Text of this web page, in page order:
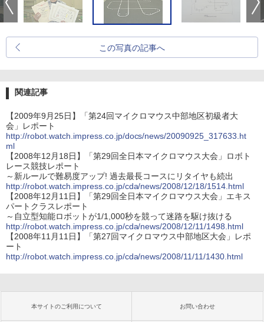
この写真の記事へ
関連記事
【2009年9月25日】「第24回マイクロマウス中部地区初級者大
会」レポート
http://robot.watch.impress.co.jp/docs/news/20090925_317633.ht
ml
【2008年12月18日】「第29回全日本マイクロマウス大会」ロボト
レース競技レポート
～新ルールで難易度アップ! 過去最長コースにリタイヤも続出
http://robot.watch.impress.co.jp/cda/news/2008/12/18/1514.html
【2008年12月11日】「第29回全日本マイクロマウス大会」エキス
パートクラスレポート
～自立型知能ロボットが1/1,000秒を競って迷路を駆け抜ける
http://robot.watch.impress.co.jp/cda/news/2008/12/11/1498.html
【2008年11月11日】「第27回マイクロマウス中部地区大会」レポ
ート
http://robot.watch.impress.co.jp/cda/news/2008/11/11/1430.html
本サイトのご利用について お問い合わせ